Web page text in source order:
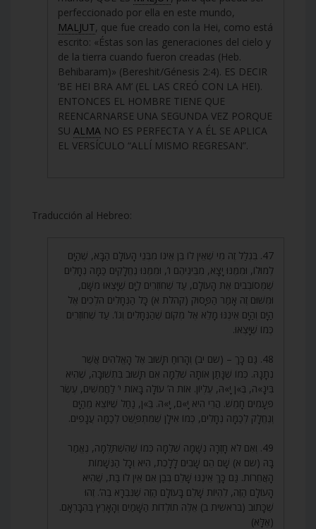
perfeccionado por ella en este mundo,
MALJUT, que fue creado con la Hei, como está
escrito: «Éstas son las generaciones del cielo y
de la tierra cuando fueron creadas (Heb.
Behibaram)» (Bereshit/Génesis 2:4). ES DECIR
‘BE HEI BRA AM’ (EL LAS CREÓ CON LA HEI).
ENTONCES EL HOMBRE TIENE QUE
REENCARNARSE UNA SEGUNDA VEZ PORQUE
SU ALMA NO ES PERFECTA Y A ÉL SE APLICA
EL VERSÍCULO “ALLÍ MISMO REGRESAN”.
Traducción al Hebreo:
47. בִּגְלַל זֶה מִי שֶׁאֵין לוֹ בֵּן אֵינוֹ מִבְּנֵי הָעוֹלָם הַבָּא, שֶׁהַיָּם
לְמוּלוֹ, וּמִמֶּנּוּ יָצָא, מִבֵּינֵיהֶם ו’, וּמִמֶּנּוּ נֶחֱלָקִים כַּמָּה נְחָלִים
שֶׁמְּסוֹבְבִים אֶת הָעוֹלָם, עַד שֶׁחוֹזְרִים לַיָּם שֶׁיָּצְאוּ מִשָּׁם,
וּמִשּׁוּם זֶה אָמַר הַפָּסוּק (קהלת א) כָּל הַנְּחָלִים הֹלְכִים אֶל
הַיָּם וְהַיָּם אֵינֶנּוּ מָלֵא אֶל מְקוֹם שֶׁהַנְּחָלִים וְגוֹ’. עַד שֶׁחוֹזְרִים
כְּמוֹ שֶׁיָּצְאוּ.
48. גַּם כָּךְ – (שם יב) וְהָרוּחַ תָּשׁוּב אֶל הָאֱלֹהִים אֲשֶׁר
נְתָנָהּ. כְּמוֹ שֶׁנָּתַן אוֹתָהּ שְׁלֵמָה אִם תָּשׁוּב בִּתְשׁוּבָה, שֶׁהִיא
בִּינָ»ה, בֶּ»ן יָ»הּ, עֶלְיוֹן. אוֹת ה’ עוֹלָה בָּאוֹת י’ לַחֲמִשִּׁים, עֶשֶׂר
פְּעָמִים חָמֵשׁ. הֲרֵי הִיא יָ»ם, יָ»הּ. בֵּ»ן, נַחַל שֶׁיּוֹצֵא מֵהַיָּם
וְנֶחֱלָק לְכַמָּה נְחָלִים, כְּמוֹ אִילָן שֶׁמִּתְפַּשֵּׁט לְכַמָּה עֲנָפִים.
49. וְאִם לֹא חָזְרָה נְשָׁמָה שְׁלֵמָה כְּמוֹ שֶׁהִשְׁתַּלְּמָה, נֶאֱמַר
בָּהּ (שם א) שָׁם הֵם שָׁבִים לָלָכֶת, הִיא וְכָל הַנְּשָׁמוֹת
הָאֲחֵרוֹת. גַּם כָּךְ אֵינֶנּוּ שָׁלֵם בְּבֵן אִם אֵין לוֹ בַּת, שֶׁהִיא
הָעוֹלָם הַזֶּה, לִהְיוֹת שָׁלֵם בָּעוֹלָם הַזֶּה שֶׁנִּבְרָא בְה’. זֶהוּ
שֶׁכָּתוּב (בראשית ב) אֵלֶּה תוֹלְדוֹת הַשָּׁמַיִם וְהָאָרֶץ בְּהִבָּרְאָם.
(אֶלָּא)